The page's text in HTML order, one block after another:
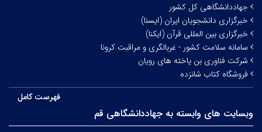
جهاددانشگاهی کل کشور
خبرگزاری دانشجویان ایران (ایسنا)
خبرگزاری بین المللی قرآن (ایکنا)
سامانه سلامت کشور - غربالگری و مراقبت کرونا
شرکت فناوری بن یاخته های رویان
فروشگاه کتاب شانزده
فهرست کامل
وبسایت های وابسته به جهاددانشگاهی قم